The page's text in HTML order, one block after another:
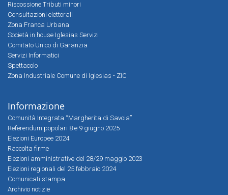
Riscossione Tributi minori
Consultazioni elettorali
Zona Franca Urbana
Società in house Iglesias Servizi
Comitato Unico di Garanzia
Servizi Informatici
Spettacolo
Zona Industriale Comune di Iglesias - ZIC
Informazione
Comunità Integrata “Margherita di Savoia”
Referendum popolari 8 e 9 giugno 2025
Elezioni Europee 2024
Raccolta firme
Elezioni amministrative del 28/29 maggio 2023
Elezioni regionali del 25 febbraio 2024
Comunicati stampa
Archivio notizie